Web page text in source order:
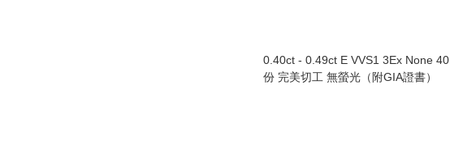
0.40ct - 0.49ct E VVS1 3Ex None 40
份 完美切工 無螢光（附GIA證書）